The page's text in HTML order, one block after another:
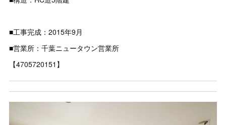
■工事完成：2015年9月
■営業所：千葉ニュータウン営業所
【4705720151】